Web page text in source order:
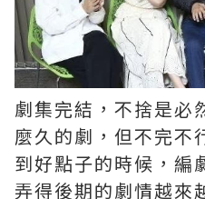
劇集完結，不捨是必
麼久的劇，但不完不
到好點子的時候，編
弄得後期的劇情越來